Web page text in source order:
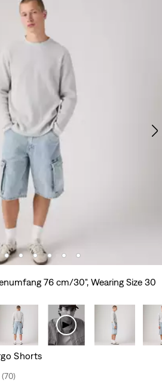
76 cm/30", Wearing Size 30
Shorts
(70)